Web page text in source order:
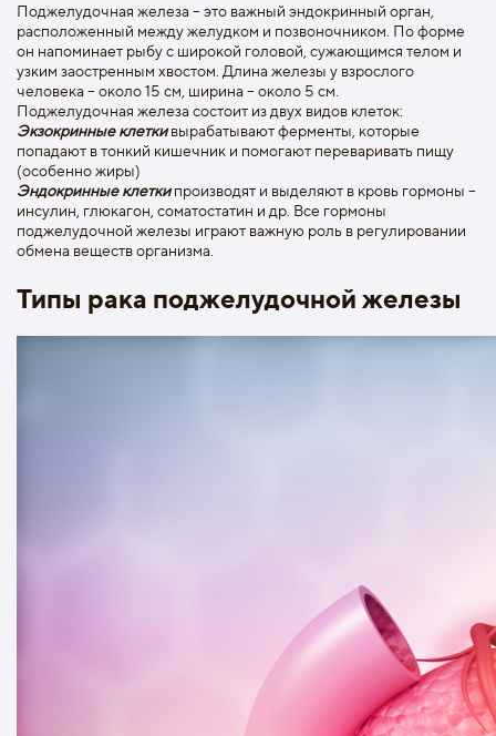
Поджелудочная железа – это важный эндокринный орган,
расположенный между желудком и позвоночником. По форме
он напоминает рыбу с широкой головой, сужающимся телом и
узким заостренным хвостом. Длина железы у взрослого
человека – около 15 см, ширина – около 5 см.
Поджелудочная железа состоит из двух видов клеток:
Экзокринные клеткивырабатывают ферменты, которые
попадают в тонкий кишечник и помогают переваривать пищу
(особенно жиры)
Эндокринные клеткипроизводят и выделяют в кровь гормоны –
инсулин, глюкагон, соматостатин и др. Все гормоны
поджелудочной железы играют важную роль в регулировании
обмена веществ организма.
Типы рака поджелудочной железы